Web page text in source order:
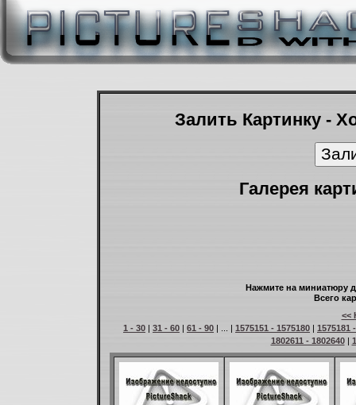
Залить Картинку -
Галерея
Нажмите на миниатюру
Всего
<<
1 - 30 | 31 - 60 | 61 - 90 | ... | 1575151 - 1575180 | 1575181
1802611 - 1802640|